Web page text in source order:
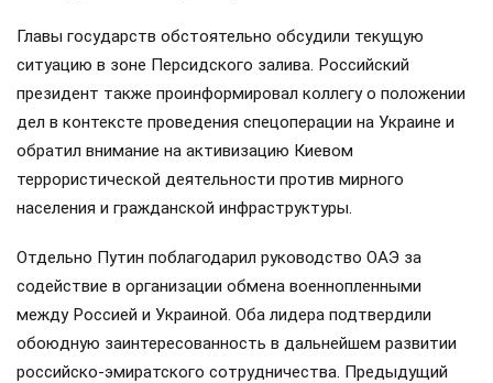
Главы государств обстоятельно обсудили текущую
ситуацию в зоне Персидского залива. Российский
президент также проинформировал коллегу о положении
дел в контексте проведения спецоперации на Украине и
обратил внимание на активизацию Киевом
террористической деятельности против мирного
населения и гражданской инфраструктуры.
Отдельно Путин поблагодарил руководство ОАЭ за
содействие в организации обмена военнопленными
между Россией и Украиной. Оба лидера подтвердили
обоюдную заинтересованность в дальнейшем развитии
российско-эмиратского сотрудничества. Предыдущий